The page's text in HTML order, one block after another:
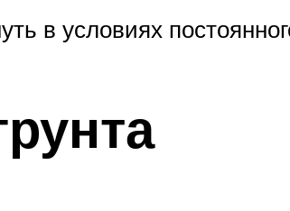
в условиях